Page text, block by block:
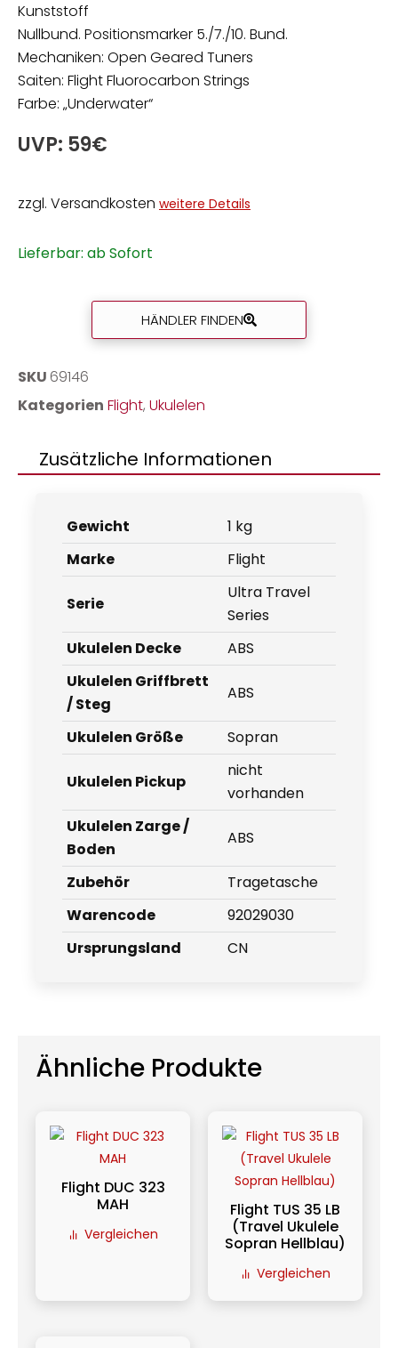
Kunststoff
Nullbund. Positionsmarker 5./7./10. Bund.
Mechaniken: Open Geared Tuners
Saiten: Flight Fluorocarbon Strings
Farbe: „Underwater“
UVP: 59€
zzgl. Versandkosten weitere Details
Lieferbar: ab Sofort
HÄNDLER FINDEN
SKU 69146
Kategorien Flight, Ukulelen
Zusätzliche Informationen
Gewicht
1 kg
Marke
Flight
Serie
Ultra Travel
Series
Ukulelen Decke
ABS
Ukulelen Griffbrett
/ Steg
ABS
Ukulelen Größe Sopran
Ukulelen Pickup
nicht
vorhanden
Ukulelen Zarge /
Boden
ABS
Zubehör
Tragetasche
Warencode
92029030
Ursprungsland
CN
Ähnliche Produkte
Flight DUC 323
MAH
Vergleichen
Flight TUS 35 LB
(Travel Ukulele
Sopran Hellblau)
Vergleichen